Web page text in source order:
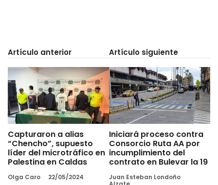
Artículo anterior
Capturaron a alias
“Chencho”, supuesto
líder del microtráfico en
Palestina en Caldas
Olga Caro 22/05/2024
Artículo siguiente
Iniciará proceso contra
Consorcio Ruta AA por
incumplimiento del
contrato en Bulevar la 19
Juan Esteban Londoño